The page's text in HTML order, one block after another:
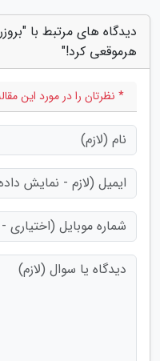
دیدگاه های مرتبط با
هرموقعی کرد!"
* نظرتان را در مورد این